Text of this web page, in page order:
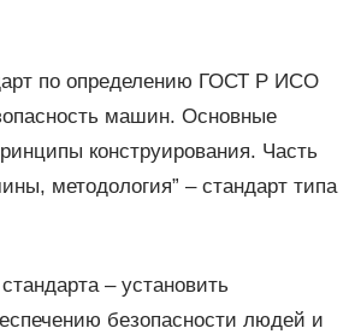
по определению ГОСТ Р ИСО
машин. Основные
конструирования. Часть
методология” – стандарт типа
– установить
безопасности людей и